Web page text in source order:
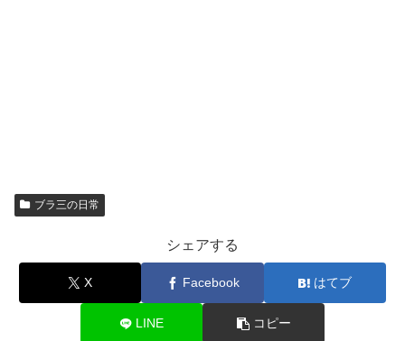
ブラ三の日常
シェアする
X Facebook はてブ
LINE コピー